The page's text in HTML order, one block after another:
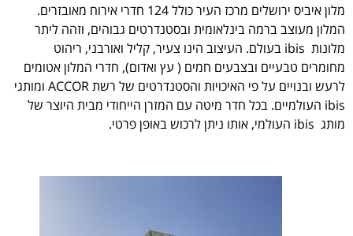
מלון איביס ירושלים מרכז העיר כולל 124 חדרי אירוח מאובזרים.
המלון מעוצב ברמה בינלאומית ובסטנדרטים גבוהים, וזהה ליתר
מלונות ibis בעולם. העיצוב הינו צעיר, קליל ואורבני, ריהוט
מחומרים טבעיים ובצבעים חמים ( עץ ואדום), חדרי המלון אטומים
לרעש ובנויים על פי האיכויות והסטנדרטים של רשת ACCOR ומותגי
ibis העולמיים. בכל חדר מיטה עם המזרן הייחודי מבית היוצר של
מותג ibis העולמי, אותו ניתן לרכוש באופן פרטי.